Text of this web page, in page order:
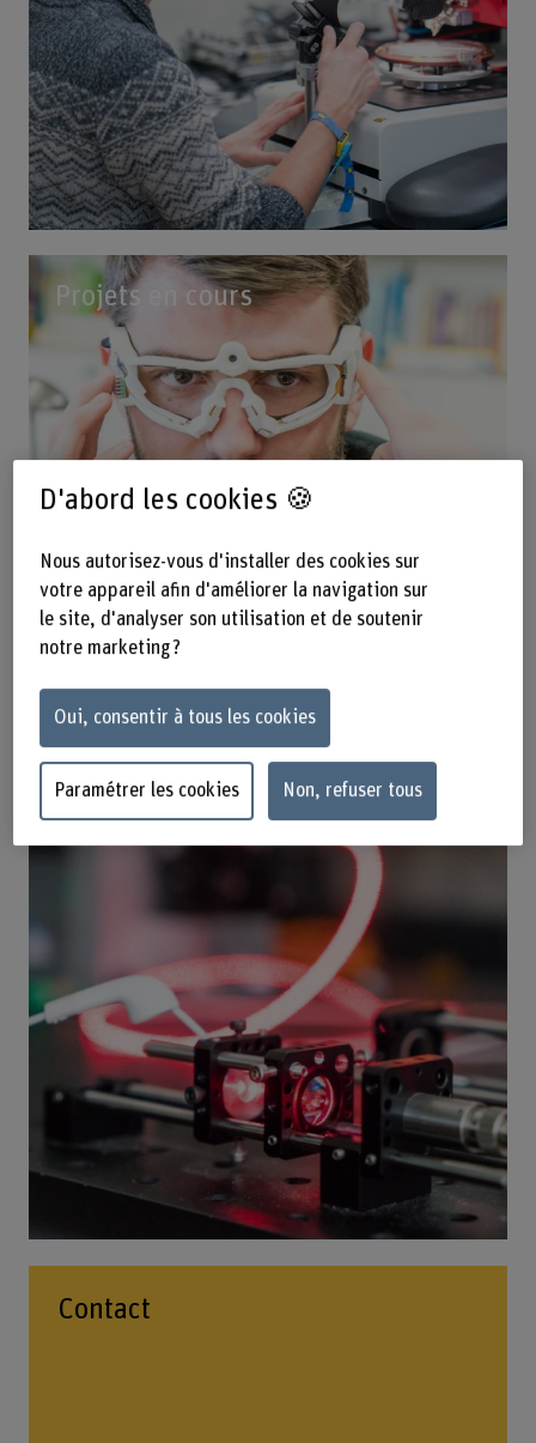
Projets en cours
Publications
Contact
D'abord les cookies 🍪
Nous autorisez-vous d'installer des cookies sur
votre appareil afin d'améliorer la navigation sur
le site, d'analyser son utilisation et de soutenir
notre marketing ?
Oui, consentir à tous les cookies
Paramétrer les cookies Non, refuser tous